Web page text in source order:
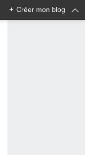
+ Créer mon blog